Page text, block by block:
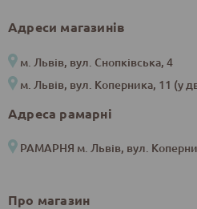
Адреси магазинів
м. Львів, вул. Снопківська, 4
м. Львів, вул. Коперника, 11 (у
Адреса рамарні
РАМАРНЯ м. Львів, вул.
Про магазин